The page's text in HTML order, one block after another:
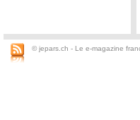
© jepars.ch - Le e-magazine